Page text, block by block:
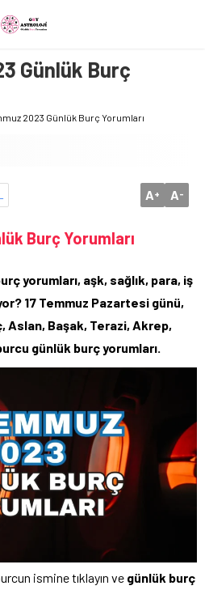
Günlük Burç
2023 Günlük Burç Yorumları
A+ A-
Burç Yorumları
yorumları, aşk, sağlık, para, iş
17 Temmuz Pazartesi günü,
Aslan, Başak, Terazi, Akrep,
günlük burç yorumları.
ismine tıklayın ve günlük burç